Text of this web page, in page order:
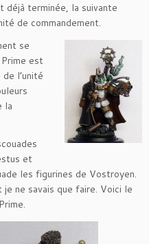
déjà terminée, la suivante
de commandement.
se
est
l’unité
la
et
les figurines de Vostroyen.
ne savais que faire. Voici le